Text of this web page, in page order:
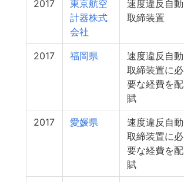
2017
東京航空
計器株式
会社
速度違反自動
取締装置
2017 福岡県
速度違反自動
取締装置に必
要な経費を配
賦
2017 愛媛県
速度違反自動
取締装置に必
要な経費を配
賦